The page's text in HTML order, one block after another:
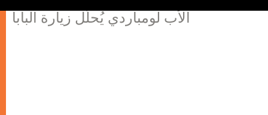
الأب لومباردي يُحلّل زيارة البابا